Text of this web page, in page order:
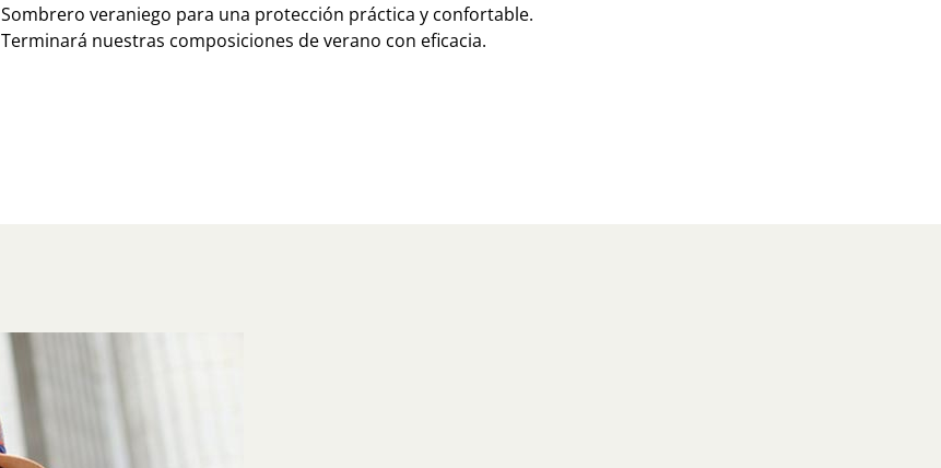
Sombrero veraniego para una protección práctica y confortable.
Terminará nuestras composiciones de verano con eficacia.